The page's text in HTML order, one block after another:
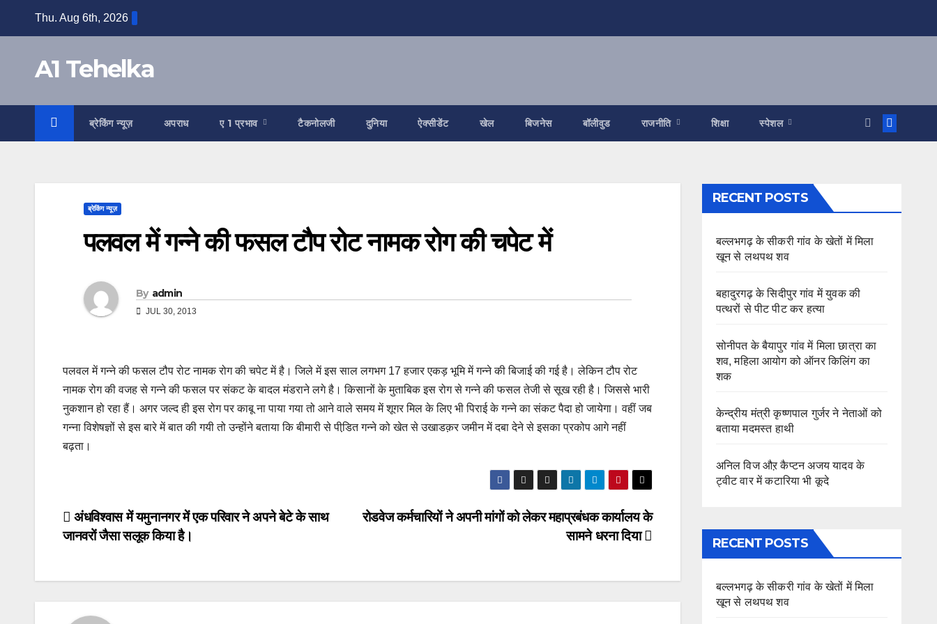
Thu. Aug 6th, 2026
A1 Tehelka
ब्रेकिंग न्यूज़ अपराध ए 1 प्रभाव टैकनोलजी दुनिया ऐक्सीडेंट खेल बिजनेस बॉलीवुड राजनीति शिक्षा स्पेशल
ब्रेकिंग न्यूज़
पलवल में गन्ने की फसल टौप रोट नामक रोग की चपेट में
By admin
JUL 30, 2013
पलवल में गन्ने की फसल टौप रोट नामक रोग की चपेट में है। जिले में इस साल लगभग 17 हजार एकड़ भूमि में गन्ने की बिजाई की गई है। लेकिन टौप रोट
नामक रोग की वजह से गन्ने की फसल पर संकट के बादल मंडराने लगे है। किसानों के मुताबिक इस रोग से गन्ने की फसल तेजी से सूख रही है। जिससे भारी
नुकशान हो रहा हैं। अगर जल्द ही इस रोग पर काबू ना पाया गया तो आने वाले समय में शूगर मिल के लिए भी पिराई के गन्ने का संकट पैदा हो जायेगा। वहीं जब
गन्ना विशेषज्ञों से इस बारे में बात की गयी तो उन्होंने बताया कि बीमारी से पीडि़त गन्ने को खेत से उखाडक़र जमीन में दबा देने से इसका प्रकोप आगे नहीं
बढ़ता।
Post
navigation
रोडवेज कर्मचारियों ने अपनी मांगों को लेकर महाप्रबंधक कार्यालय के
सामने धरना दिया
अंधविश्वास में यमुनानगर में एक परिवार ने अपने बेटे के साथ
जानवरों जैसा सलूक किया है।
RECENT POSTS
बल्लभगढ़ के सीकरी गांव के खेतों में मिला
खून से लथपथ शव
बहादुरगढ़ के सिदीपुर गांव में युवक की
पत्थरों से पीट पीट कर हत्या
सोनीपत के बैयापुर गांव में मिला छात्रा का
शव, महिला आयोग को ऑनर किलिंग का
शक
केन्द्रीय मंत्री कृष्णपाल गुर्जर ने नेताओं को
बताया मदमस्त हाथी
अनिल विज औऱ कैप्टन अजय यादव के
ट्वीट वार में कटारिया भी कूदे
RECENT POSTS
बल्लभगढ़ के सीकरी गांव के खेतों में मिला
खून से लथपथ शव